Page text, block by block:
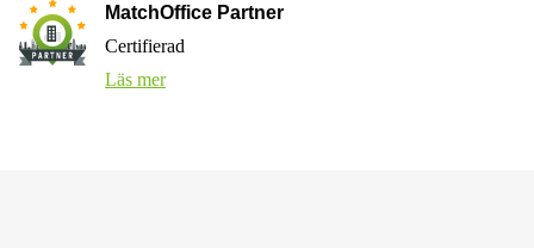
MatchOffice Partner
Certifierad
Läs mer